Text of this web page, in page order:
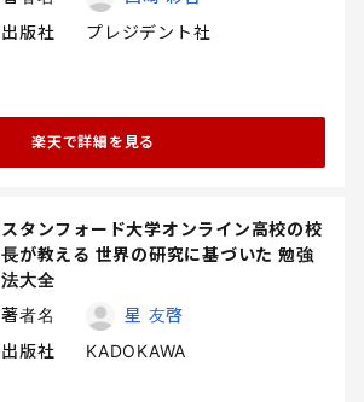
出版社
プレジデント社
楽天で詳細を見る
スタンフォード大学オンライン高校の校
長が教える 世界の研究に基づいた 勉強
法大全
著者名
星 友啓
出版社
KADOKAWA